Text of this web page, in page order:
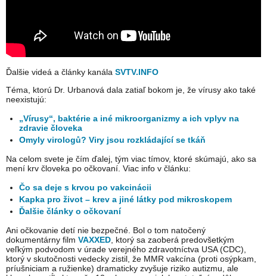
Ďalšie videá a články kanála SVTV.INFO
Téma, ktorú Dr. Urbanová dala zatiaľ bokom je, že vírusy ako také
neexistujú:
„Vírusy“, baktérie a iné mikroorganizmy a ich vplyv na
zdravie človeka
Omyly virologů? Viry jsou rozkládající se tkáň
Na celom svete je čím ďalej, tým viac tímov, ktoré skúmajú, ako sa
mení krv človeka po očkovaní. Viac info v článku:
Čo sa deje s krvou po vakcinácii
Kapka pro život – krev a jiné látky pod mikroskopem
Ďalšie články o očkovaní
Ani očkovanie detí nie bezpečné. Bol o tom natočený
dokumentárny film VAXXED , ktorý sa zaoberá predovšetkým
veľkým podvodom v úrade verejného zdravotníctva USA (CDC),
ktorý v skutočnosti vedecky zistil, že MMR vakcína (proti osýpkam,
príušniciam a ružienke) dramaticky zvyšuje riziko autizmu, ale